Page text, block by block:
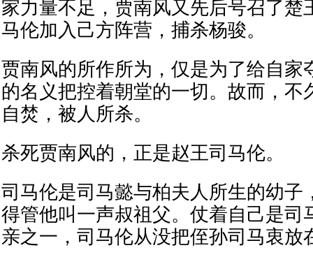
家力量不足，贾南风又先后号召了楚
马伦加入己方阵营，捕杀杨骏。
贾南风的所作所为，仅是为了给自家
的名义把控着朝堂的一切。故而，不
自焚，被人所杀。
杀死贾南风的，正是赵王司马伦。
司马伦是司马懿与柏夫人所生的幼子
得管他叫一声叔祖父。仗着自己是司
亲之一，司马伦从没把侄孙司马衷放